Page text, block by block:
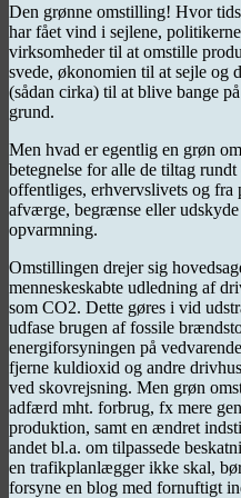
Den grønne omstilling! Hvor
har fået vind i sejlene,
virksomheder til at omstille
svede, økonomien til at sejle og
(sådan cirka) til at blive bange
grund.
Men hvad er egentlig en grøn
betegnelse for alle de tiltag
offentliges, erhvervslivets og
afværge, begrænse eller
opvarmning.
Omstillingen drejer sig
menneskeskabte udledning af
som CO2. Dette gøres i vid
udfase brugen af fossile
energiforsyningen på
fjerne kuldioxid og andre
ved skovrejsning. Men grøn
adfærd mht. forbrug, fx mere
produktion, samt en ændret
andet bl.a. om tilpassede
en trafikplanlægger ikke skal,
forsyne en blog med fornuftigt